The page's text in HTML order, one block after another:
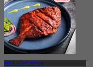
MRT マリーナベイ